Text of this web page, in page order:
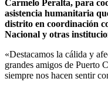
Carmelo Peralta, para
asistencia humanitaria
distrito en coordinación
Nacional y otras
«Destacamos la cálida y
grandes amigos de Puerto
siempre nos hacen sentir